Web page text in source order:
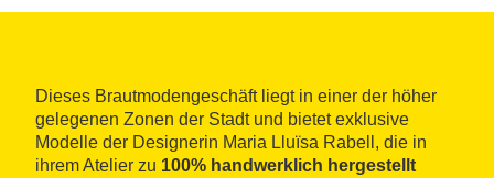
Dieses Brautmodengeschäft liegt in einer der höher
gelegenen Zonen der Stadt und bietet exklusive
Modelle der Designerin Maria Lluïsa Rabell, die in
ihrem Atelier zu 100% handwerklich hergestellt